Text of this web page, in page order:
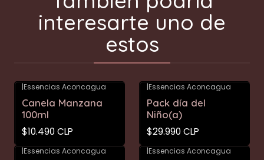
interesarte uno de
estos
|Essencias Aconcagua
Canela Manzana
100ml
$10.490 CLP
|Essencias Aconcagua
Pack día del
Niño(a)
$29.990 CLP
|Essencias Aconcagua |Essencias Aconcagua